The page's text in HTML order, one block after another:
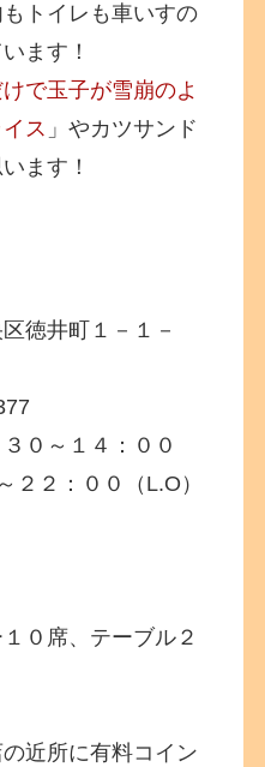
トイレも車いすの
ます！
で玉子が雪崩のよ
ス 」やカツサンド
ます！
徳井町１－１－
０～１４：００
２２：００（L.O）
０席、テーブル２
近所に有料コイン